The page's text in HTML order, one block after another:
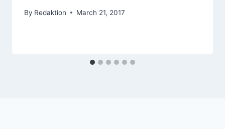
By Redaktion March 21, 2017